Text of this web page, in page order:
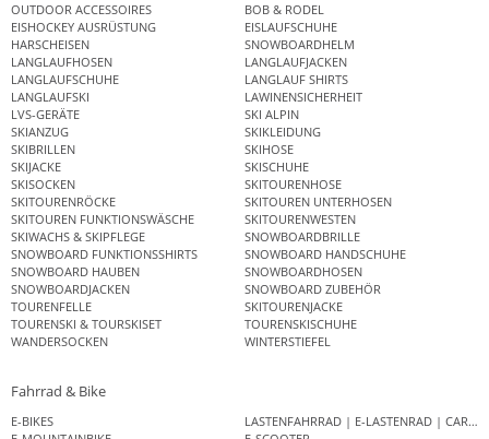
OUTDOOR ACCESSOIRES
BOB & RODEL
EISHOCKEY AUSRÜSTUNG
EISLAUFSCHUHE
HARSCHEISEN
SNOWBOARDHELM
LANGLAUFHOSEN
LANGLAUFJACKEN
LANGLAUFSCHUHE
LANGLAUF SHIRTS
LANGLAUFSKI
LAWINENSICHERHEIT
LVS-GERÄTE
SKI ALPIN
SKIANZUG
SKIKLEIDUNG
SKIBRILLEN
SKIHOSE
SKIJACKE
SKISCHUHE
SKISOCKEN
SKITOURENHOSE
SKITOURENRÖCKE
SKITOUREN UNTERHOSEN
SKITOUREN FUNKTIONSWÄSCHE
SKITOURENWESTEN
SKIWACHS & SKIPFLEGE
SNOWBOARDBRILLE
SNOWBOARD FUNKTIONSSHIRTS
SNOWBOARD HANDSCHUHE
SNOWBOARD HAUBEN
SNOWBOARDHOSEN
SNOWBOARDJACKEN
SNOWBOARD ZUBEHÖR
TOURENFELLE
SKITOURENJACKE
TOURENSKI & TOURSKISET
TOURENSKISCHUHE
WANDERSOCKEN
WINTERSTIEFEL
Fahrrad & Bike
E-BIKES
LASTENFAHRRAD | E-LASTENRAD |